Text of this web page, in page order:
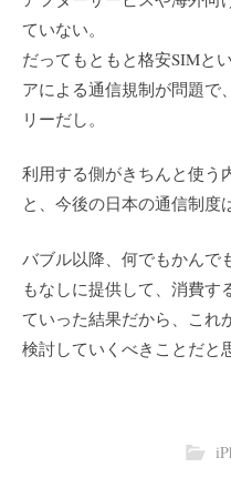
ていない。
だってもともと格安SIMと
アによる通信規制が問題で
リーだし。
利用する側がきちんと使う
と、今後の日本の通信制度
バブル以降、何でもかんで
もなしに提供して、消費す
ていった結果だから、これ
検討していくべきことだと